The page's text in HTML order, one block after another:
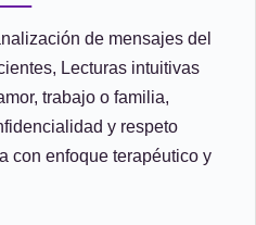
de mensajes del
Lecturas intuitivas
trabajo o familia,
y respeto
con enfoque terapéutico y